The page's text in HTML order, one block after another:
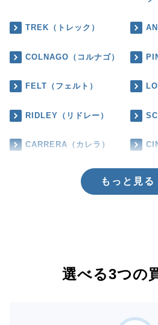
TREK（トレック）
COLNAGO（コルナゴ）
FELT（フェルト）
RIDLEY（リドレー）
CARRERA（カレラ）
もっと見る
選べる3つの